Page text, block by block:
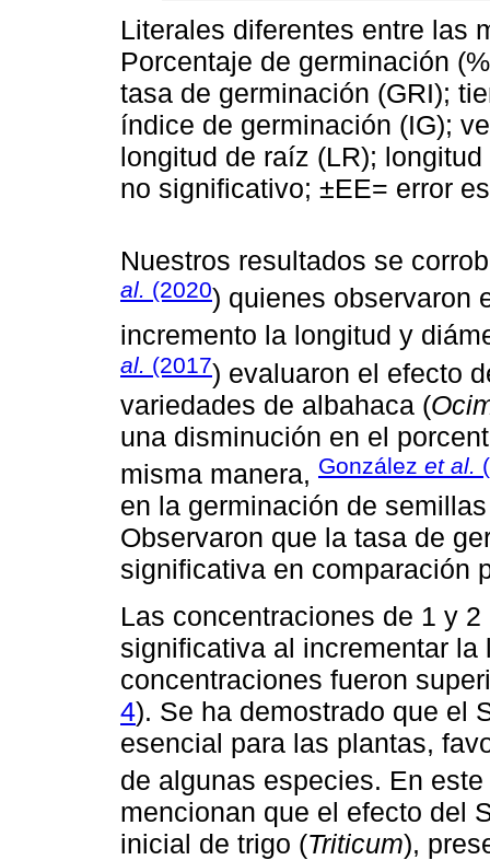
Literales diferentes entre las
Porcentaje de germinación
tasa de germinación (GRI);
índice de germinación (IG);
longitud de raíz (LR);
no significativo; ±EE= error
Nuestros resultados se
al. (2020) quienes observaron
incremento la longitud y
al. (2017) evaluaron el efecto
variedades de albahaca (
una disminución en el
misma manera, González et al.
en la germinación de
Observaron que la tasa de
significativa en comparación
Las concentraciones de 1 y
significativa al incrementar
concentraciones fueron
4). Se ha demostrado que el
esencial para las plantas,
de algunas especies. En
mencionan que el efecto del
inicial de trigo (Triticum),